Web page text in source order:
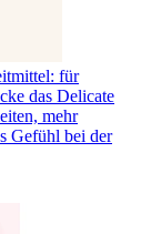
für
das Delicate
mehr
Gefühl bei der